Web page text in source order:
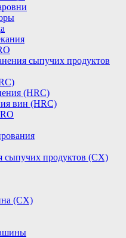
сыпучих продуктов
(HRC)
вин (HRC)
сыпучих продуктов (СХ)
(СХ)